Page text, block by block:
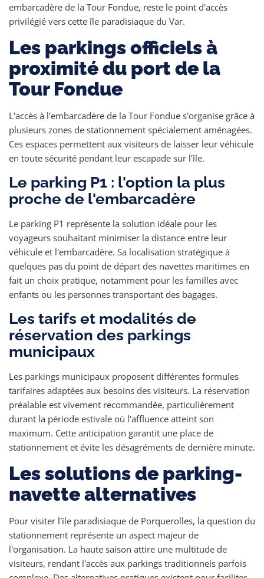
embarcadère de la Tour Fondue, reste le point d'accès
privilégié vers cette île paradisiaque du Var.
Les parkings officiels à
proximité du port de la
Tour Fondue
L'accès à l'embarcadère de la Tour Fondue s'organise grâce à
plusieurs zones de stationnement spécialement aménagées.
Ces espaces permettent aux visiteurs de laisser leur véhicule
en toute sécurité pendant leur escapade sur l'île.
Le parking P1 : l'option la plus
proche de l'embarcadère
Le parking P1 représente la solution idéale pour les
voyageurs souhaitant minimiser la distance entre leur
véhicule et l'embarcadère. Sa localisation stratégique à
quelques pas du point de départ des navettes maritimes en
fait un choix pratique, notamment pour les familles avec
enfants ou les personnes transportant des bagages.
Les tarifs et modalités de
réservation des parkings
municipaux
Les parkings municipaux proposent différentes formules
tarifaires adaptées aux besoins des visiteurs. La réservation
préalable est vivement recommandée, particulièrement
durant la période estivale où l'affluence atteint son
maximum. Cette anticipation garantit une place de
stationnement et évite les désagréments de dernière minute.
Les solutions de parking-
navette alternatives
Pour visiter l'île paradisiaque de Porquerolles, la question du
stationnement représente un aspect majeur de
l'organisation. La haute saison attire une multitude de
visiteurs, rendant l'accès aux parkings traditionnels parfois